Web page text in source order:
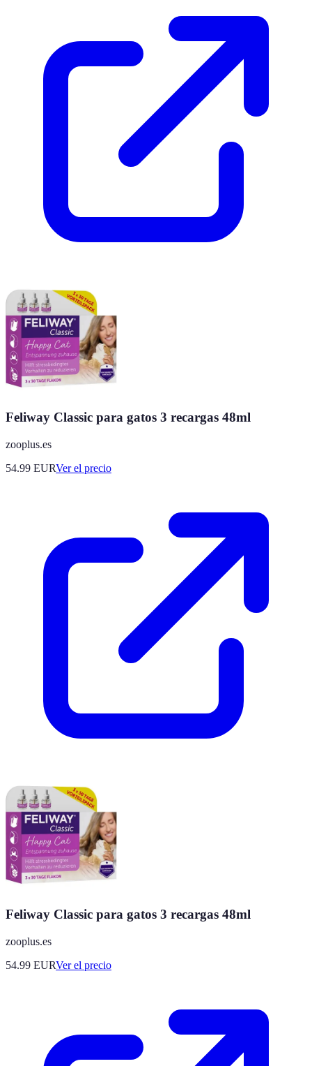
Feliway Classic para gatos 3 recargas 48ml
zooplus.es
54.99 EURVer el precio
Feliway Classic para gatos 3 recargas 48ml
zooplus.es
54.99 EURVer el precio